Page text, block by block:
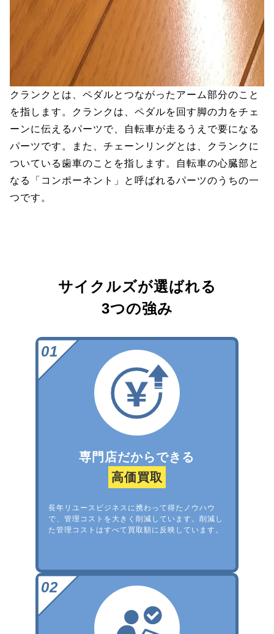
クランクとは、ペダルとつながったアーム部分のこと
を指します。クランクは、ペダルを回す脚の力をチェ
ーンに伝えるパーツで、自転車が走るうえで要になる
パーツです。また、チェーンリングとは、クランクに
ついている歯車のことを指します。自転車の心臓部と
なる「コンポーネント」と呼ばれるパーツのうちの一
つです。
サイクルズが選ばれる
3つの強み
専門店だからできる
高価買取
長年リユースビジネスに携わって得たノウハウ
で、管理コストを大きく削減しています。削減し
た管理コストはすべて買取額に反映しています。